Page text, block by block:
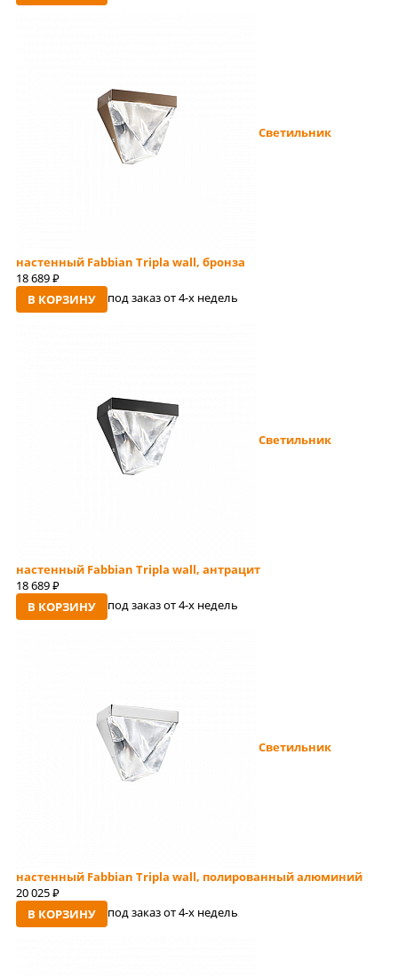
Светильник
настенный Fabbian Tripla wall, бронза
18 689 руб
В КОРЗИНУ под заказ от 4-x недель
Светильник
настенный Fabbian Tripla wall, антрацит
18 689 руб
В КОРЗИНУ под заказ от 4-x недель
Светильник
настенный Fabbian Tripla wall, полированный алюминий
20 025 руб
В КОРЗИНУ под заказ от 4-x недель